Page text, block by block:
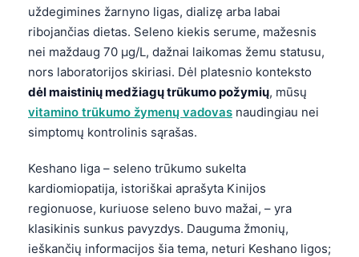
uždegimines žarnyno ligas, dializę arba labai
ribojančias dietas. Seleno kiekis serume, mažesnis
nei maždaug 70 µg/L, dažnai laikomas žemu statusu,
nors laboratorijos skiriasi. Dėl platesnio konteksto
dėl maistinių medžiagų trūkumo požymių, mūsų
vitamino trūkumo žymenų vadovas naudingiau nei
simptomų kontrolinis sąrašas.
Keshano liga – seleno trūkumo sukelta
kardiomiopatija, istoriškai aprašyta Kinijos
regionuose, kuriuose seleno buvo mažai, – yra
klasikinis sunkus pavyzdys. Dauguma žmonių,
ieškančių informacijos šia tema, neturi Keshano ligos;